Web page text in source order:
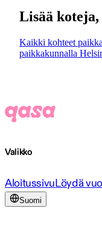
Lisää
Kaikki kohteet
paikkakunnalla
Valikko
AloitussivuLöydä
Suomi